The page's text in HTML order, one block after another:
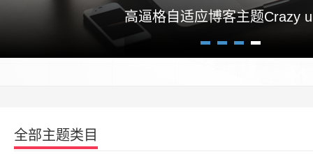
高逼格自适应博客主题Crazy
全部主题类目